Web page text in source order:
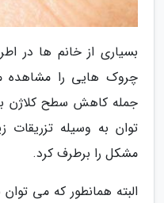
بسیاری از خانم ها در
چروک هایی را مشاهده
جمله کاهش سطح کلاژن
توان به وسیله
مشکل را برطرف کرد.
البته همانطور که می